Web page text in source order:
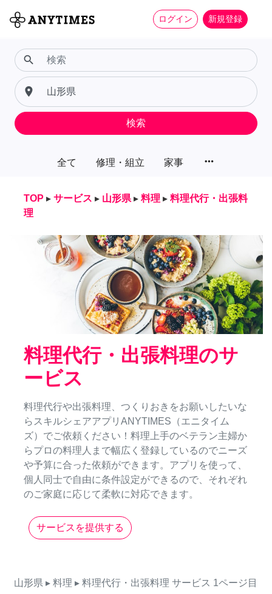
ログイン 新規登録
全て 修理・組立 家事 more_horiz
search
place
検索
TOP ▸ サービス ▸ 山形県 ▸ 料理 ▸ 料理代行・出張料
理
料理代行・出張料理のサ
ービス
料理代行や出張料理、つくりおきをお願いしたいな
らスキルシェアアプリANYTIMES（エニタイム
ズ）でご依頼ください！料理上手のベテラン主婦か
らプロの料理人まで幅広く登録しているのでニーズ
や予算に合った依頼ができます。アプリを使って、
個人同士で自由に条件設定ができるので、それぞれ
のご家庭に応じて柔軟に対応できます。
サービスを提供する
山形県 ▸ 料理 ▸ 料理代行・出張料理 サービス 1ページ目